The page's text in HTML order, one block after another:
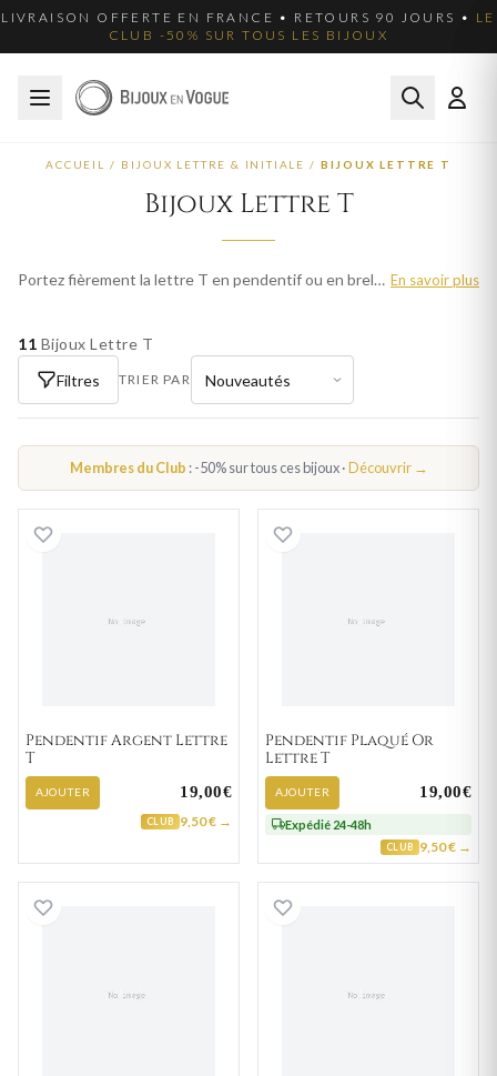
LIVRAISON OFFERTE EN FRANCE • RETOURS 90 JOURS • LE
CLUB -50% SUR TOUS LES BIJOUX
ACCUEIL / BIJOUX LETTRE & INITIALE / BIJOUX LETTRE T
Bijoux Lettre T
Portez fièrement la lettre T en pendentif ou en breloque. Nos bijoux lettre T sont disponibles en or, argent et plaqué or. Livraison offerte en France. En savoir plus
11 Bijoux Lettre T
Filtres
TRIER PAR
Membres du Club : -50% sur tous ces bijoux ·Découvrir →
Pendentif Argent Lettre T
Pendentif Argent Lettre
T
AJOUTER 19,00€
CLUB 9,50 € →
Pendentif Plaqué Or
Lettre T
AJOUTER 19,00€
Expédié 24-48h
CLUB 9,50 € →
Pendentif Or Zirconium Lettre T